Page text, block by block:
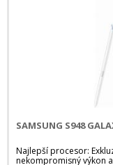
SAMSUNG S948
Najlepší procesor:
nekompromisný výkon